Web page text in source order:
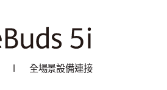
| 全場景設備連接